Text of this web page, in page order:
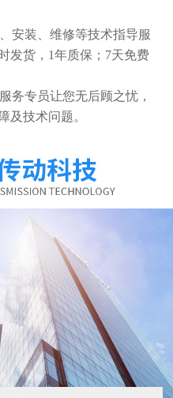
安装、维修等技术指导服
发货，1年质保；7天免费
务专员让您无后顾之忧，
及技术问题。